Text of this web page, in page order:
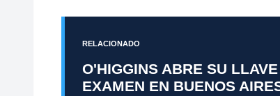
RELACIONADO
O'HIGGINS ABRE SU
EXAMEN EN BUENOS